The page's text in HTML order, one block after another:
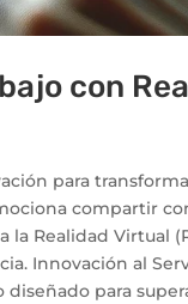
con
para
compartir
Realidad Virtual
Innovación al
para